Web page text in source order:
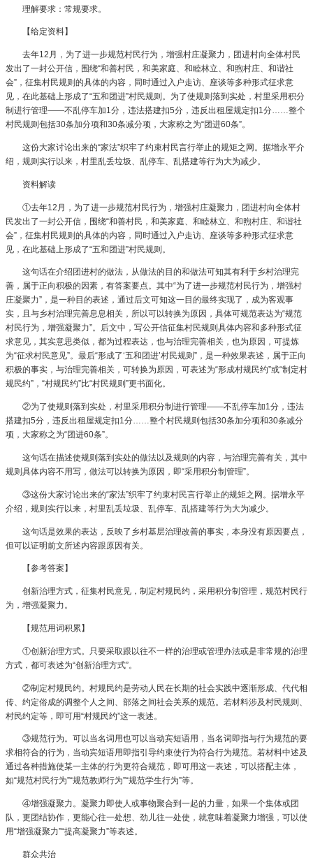
理解要求：常规要求。
【给定资料】
去年12月，为了进一步规范村民行为，增强村庄凝聚力，团进村向全体村民
发出了一封公开信，围绕“和善村民，和美家庭、和睦林立、和煦村庄、和谐社
会”，征集村民规则的具体的内容，同时通过入户走访、座谈等多种形式征求意
见，在此基础上形成了“五和团进”村民规则。为了使规则落到实处，村里采用积分
制进行管理——不乱停车加1分，违法搭建扣5分，违反出租屋规定扣1分……整个
村民规则包括30条加分项和30条减分项，大家称之为“团进60条”。
这份大家讨论出来的“家法”织牢了约束村民言行举止的规矩之网。据增永平介
绍，规则实行以来，村里乱丢垃圾、乱停车、乱搭建等行为大为减少。
资料解读
①去年12月，为了进一步规范村民行为，增强村庄凝聚力，团进村向全体村
民发出了一封公开信，围绕“和善村民，和美家庭、和睦林立、和煦村庄、和谐社
会”，征集村民规则的具体的内容，同时通过入户走访、座谈等多种形式征求意
见，在此基础上形成了“五和团进”村民规则。
这句话在介绍团进村的做法，从做法的目的和做法可知其有利于乡村治理完
善，属于正向积极的因素，有答案要点。其中“为了进一步规范村民行为，增强村
庄凝聚力”，是一种目的表述，通过后文可知这一目的最终实现了，成为客观事
实，且与乡村治理完善息息相关，所以可以转换为原因，具体可规范表达为“规范
村民行为，增强凝聚力”。后文中，写公开信征集村民规则具体内容和多种形式征
求意见，其实意思类似，都为过程表达，也与治理完善相关，也为原因，可提炼
为“征求村民意见”。最后“形成了‘五和团进’村民规则”，是一种效果表述，属于正向
积极的事实，与治理完善相关，可转换为原因，可表述为“形成村规民约”或“制定村
规民约”，“村规民约”比“村民规则”更书面化。
②为了使规则落到实处，村里采用积分制进行管理——不乱停车加1分，违法
搭建扣5分，违反出租屋规定扣1分……整个村民规则包括30条加分项和30条减分
项，大家称之为“团进60条”。
这句话在描述使规则落到实处的做法以及规则的内容，与治理完善有关，其中
规则具体内容不用写，做法可以转换为原因，即“采用积分制管理”。
③这份大家讨论出来的“家法”织牢了约束村民言行举止的规矩之网。据增永平
介绍，规则实行以来，村里乱丢垃圾、乱停车、乱搭建等行为大为减少。
这句话是效果的表达，反映了乡村基层治理改善的事实，本身没有原因要点，
但可以证明前文所述内容跟原因有关。
【参考答案】
创新治理方式，征集村民意见，制定村规民约，采用积分制管理，规范村民行
为，增强凝聚力。
【规范用词积累】
①创新治理方式。只要采取跟以往不一样的治理或管理办法或是非常规的治理
方式，都可表述为“创新治理方式”。
②制定村规民约。村规民约是劳动人民在长期的社会实践中逐渐形成、代代相
传、约定俗成的调整个人之间、部落之间社会关系的规范。若材料涉及村民规则、
村民约定等，即可用“村规民约”这一表述。
③规范行为。可以当名词用也可以当动宾短语用，当名词即指与行为规范的要
求相符合的行为，当动宾短语用即指引导约束使行为符合行为规范。若材料中述及
通过各种措施使某一主体的行为更符合规范，即可用这一表述，可以搭配主体，
如“规范村民行为”“规范教师行为”“规范学生行为”等。
④增强凝聚力。凝聚力即使人或事物聚合到一起的力量，如果一个集体或团
队，更团结协作，更能心往一处想、劲儿往一处使，就意味着凝聚力增强，可以使
用“增强凝聚力”“提高凝聚力”等表述。
群众共治